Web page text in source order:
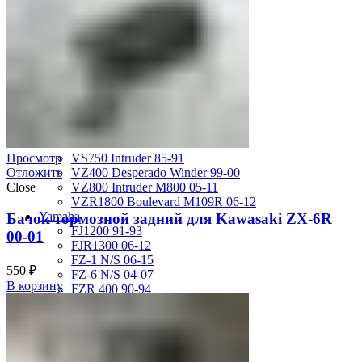
GSX-R750 08-10
GSX-R750 SRAD 96-97
SV650 03-12
SV650 99-02
TL1000R 98-02
VS750 Intruder 85-91
VZ400 Desperado Winder 99-00
VZ800 Intruder M800 05-11
VZR1800 Boulevard M109R 06-12
Yamaha
FJ1200 91-93
FJR1300 06-12
FZ-1 N/S 06-15
FZ-6 N/S 04-07
FZR 400 90-94
Просмотр
Отложить
Close
Бачок тормозной задний для Kawasaki ZX-6R
00-01
550 ₽
В корзину